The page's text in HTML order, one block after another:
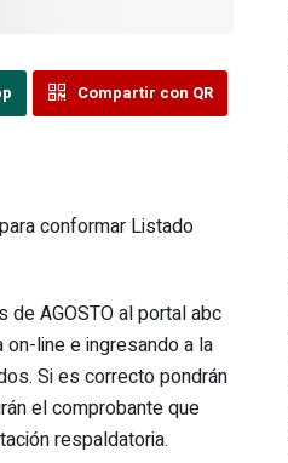
Compartir con QR
conformar Listado
de AGOSTO al portal abc
line e ingresando a la
Si es correcto pondrán
el comprobante que
respaldatoria.